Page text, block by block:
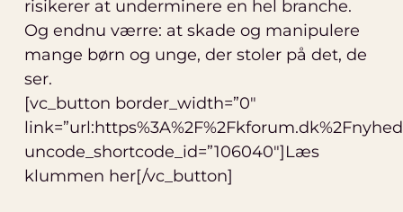
risikerer at underminere en hel branche.
Og endnu værre: at skade og manipulere
mange børn og unge, der stoler på det, de
ser.
[vc_button border_width=”0″
uncode_shortcode_id=”106040″]Læs
klummen her[/vc_button]